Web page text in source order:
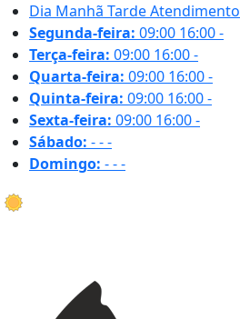
Dia Manhã TardeAtendimento
Segunda-feira: 09:00 16:00-
Terça-feira: 09:00 16:00-
Quarta-feira: 09:00 16:00-
Quinta-feira: 09:00 16:00-
Sexta-feira: 09:00 16:00-
Sábado: ---
Domingo: ---